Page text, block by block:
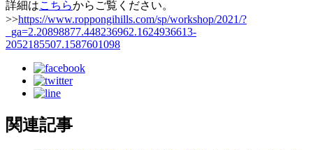
詳細はこちらからご覧ください。
>>https://www.roppongihills.com/sp/workshop/2021/?
_ga=2.20898877.448236962.1624936613-
2052185507.1587601098
関連記事